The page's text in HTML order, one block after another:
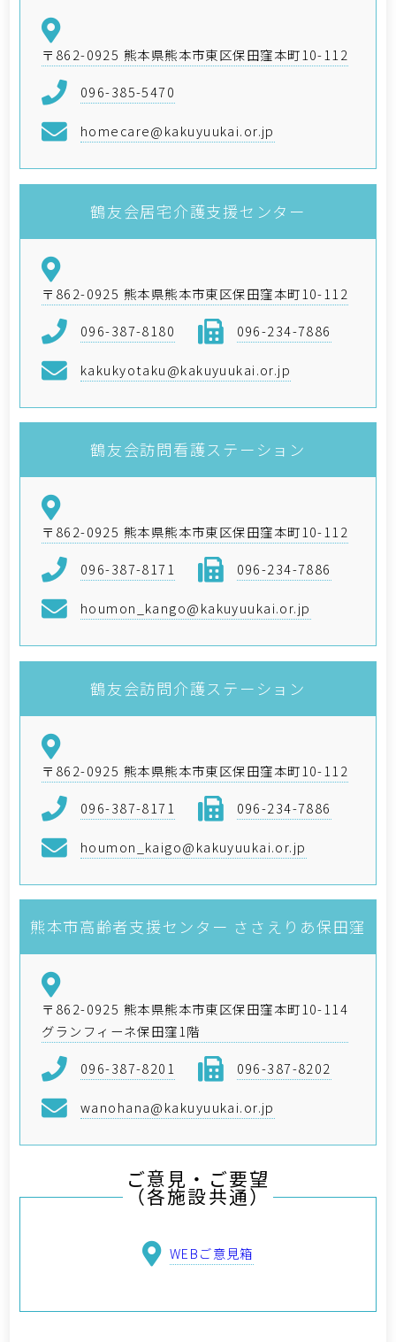
〒862-0925 熊本県熊本市東区保田窪本町10-112
096-385-5470
homecare@kakuyuukai.or.jp
鶴友会居宅介護支援センター
〒862-0925 熊本県熊本市東区保田窪本町10-112
096-387-8180
096-234-7886
kakukyotaku@kakuyuukai.or.jp
鶴友会訪問看護ステーション
〒862-0925 熊本県熊本市東区保田窪本町10-112
096-387-8171
096-234-7886
houmon_kango@kakuyuukai.or.jp
鶴友会訪問介護ステーション
〒862-0925 熊本県熊本市東区保田窪本町10-112
096-387-8171
096-234-7886
houmon_kaigo@kakuyuukai.or.jp
熊本市高齢者支援センター ささえりあ保田窪
〒862-0925 熊本県熊本市東区保田窪本町10-114
グランフィーネ保田窪1階
096-387-8201
096-387-8202
wanohana@kakuyuukai.or.jp
ご意見・ご要望
（各施設共通）
WEBご意見箱